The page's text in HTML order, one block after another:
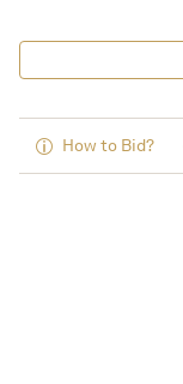
How to Bid?